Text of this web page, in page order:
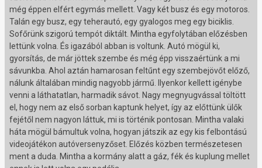
még éppen elfért egymás mellett. Vagy két busz és egy motoros.
Talán egy busz, egy teherautó, egy gyalogos meg egy biciklis.
Sofőrünk szigorú tempót diktált. Mintha egyfolytában előzésben
lettünk volna. És igazából abban is voltunk. Autó mögül ki,
gyorsítás, de már jöttek szembe és még épp visszaértünk a mi
sávunkba. Ahol aztán hamarosan feltűnt egy szembejövőt előző,
nálunk általában mindig nagyobb jármű. Ilyenkor kellett igénybe
venni a láthatatlan, harmadik sávot. Nagy megnyugvással töltött
el, hogy nem az első sorban kaptunk helyet, így az előttünk ülők
fejétől nem nagyon láttuk, mi is történik pontosan. Mintha valaki
háta mögül bámultuk volna, hogyan játszik az egy kis felbontású
videojátékon autóversenyzőset. Előzés közben természetesen
ment a duda. Mintha a kormány alatt a gáz, fék és kuplung mellet